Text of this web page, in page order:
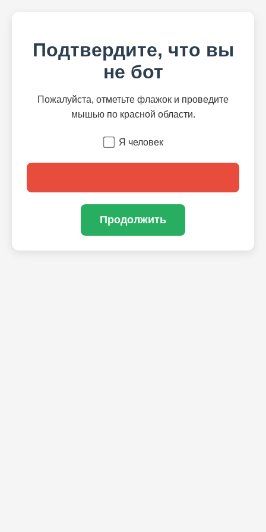
Подтвердите, что вы
не бот
Пожалуйста, отметьте флажок и проведите
мышью по красной области.
Я человек
Продолжить